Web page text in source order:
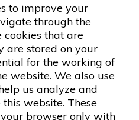
to improve your
through the
cookies that are
are stored on your
for the working of
website. We also use
us analyze and
website. These
browser only with